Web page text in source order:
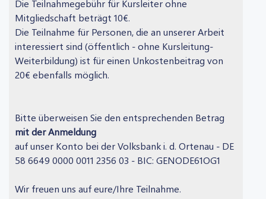
Die Teilnahmegebühr für Kursleiter ohne
Mitgliedschaft beträgt 10€.
Die Teilnahme für Personen, die an unserer Arbeit
interessiert sind (öffentlich - ohne Kursleitung-
Weiterbildung) ist für einen Unkostenbeitrag von
20€ ebenfalls möglich.
Bitte überweisen Sie den entsprechenden Betrag
mit der Anmeldung
auf unser Konto bei der Volksbank i. d. Ortenau - DE
58 6649 0000 0011 2356 03 - BIC: GENODE61OG1
Wir freuen uns auf eure/Ihre Teilnahme.